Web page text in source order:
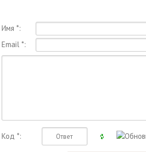
Имя *:
Email *:
Код *: